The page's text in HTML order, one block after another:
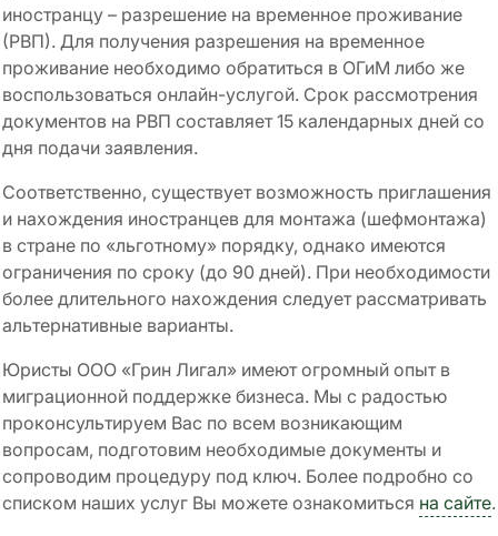
иностранцу – разрешение на временное проживание
(РВП). Для получения разрешения на временное
проживание необходимо обратиться в ОГиМ либо же
воспользоваться онлайн-услугой. Срок рассмотрения
документов на РВП составляет 15 календарных дней со
дня подачи заявления.
Соответственно, существует возможность приглашения
и нахождения иностранцев для монтажа (шефмонтажа)
в стране по «льготному» порядку, однако имеются
ограничения по сроку (до 90 дней). При необходимости
более длительного нахождения следует рассматривать
альтернативные варианты.
Юристы ООО «Грин Лигал» имеют огромный опыт в
миграционной поддержке бизнеса. Мы с радостью
проконсультируем Вас по всем возникающим
вопросам, подготовим необходимые документы и
сопроводим процедуру под ключ. Более подробно со
списком наших услуг Вы можете ознакомиться на сайте.